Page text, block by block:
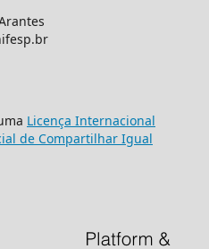
Licença Internacional
de Compartilhar Igual